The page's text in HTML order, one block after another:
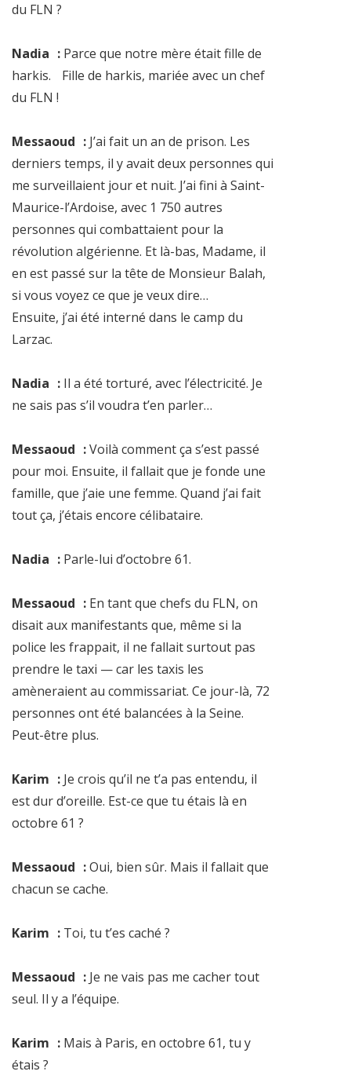
du FLN ?
Nadia : Parce que notre mère était fille de
harkis. Fille de harkis, mariée avec un chef
du FLN !
Messaoud : J’ai fait un an de prison. Les
derniers temps, il y avait deux personnes qui
me surveillaient jour et nuit. J’ai fini à Saint-
Maurice-l’Ardoise, avec 1 750 autres
personnes qui combattaient pour la
révolution algérienne. Et là-bas, Madame, il
en est passé sur la tête de Monsieur Balah,
si vous voyez ce que je veux dire…
Ensuite, j’ai été interné dans le camp du
Larzac.
Nadia : Il a été torturé, avec l’électricité. Je
ne sais pas s’il voudra t’en parler…
Messaoud :Voilà comment ça s’est passé
pour moi. Ensuite, il fallait que je fonde une
famille, que j’aie une femme. Quand j’ai fait
tout ça, j’étais encore célibataire.
Nadia : Parle-lui d’octobre 61.
Messaoud : En tant que chefs du FLN, on
disait aux manifestants que, même si la
police les frappait, il ne fallait surtout pas
prendre le taxi — car les taxis les
amèneraient au commissariat. Ce jour-là, 72
personnes ont été balancées à la Seine.
Peut-être plus.
Karim : Je crois qu’il ne t’a pas entendu, il
est dur d’oreille. Est-ce que tu étais là en
octobre 61 ?
Messaoud :Oui, bien sûr. Mais il fallait que
chacun se cache.
Karim : Toi, tu t’es caché ?
Messaoud : Je ne vais pas me cacher tout
seul. Il y a l’équipe.
Karim : Mais à Paris, en octobre 61, tu y
étais ?